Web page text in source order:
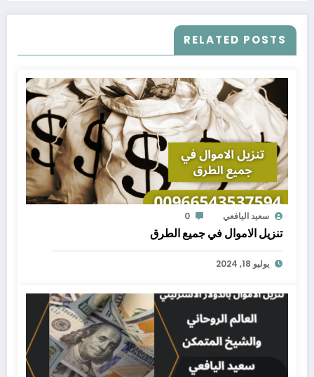
RELATED POSTS
سعيد اليافعي 0
تنزيل الاموال في جميع الطرق
يوليو 18, 2024